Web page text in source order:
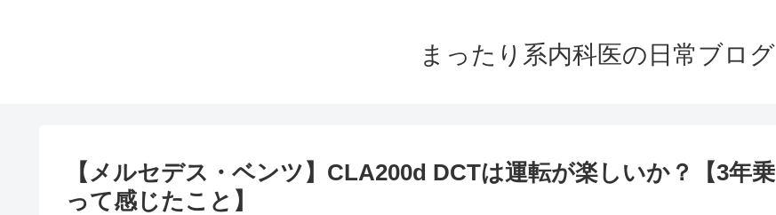
まったり系内科医の日常ブログ
【メルセデス・ベンツ】CLA200d DCTは運転が楽しいか？【3年乗
って感じたこと】